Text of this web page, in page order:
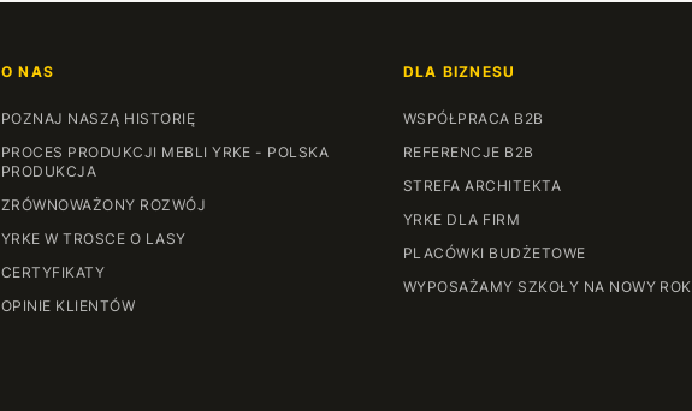
O NAS
POZNAJ NASZĄ HISTORIĘ
PROCES PRODUKCJI MEBLI YRKE - POLSKA
PRODUKCJA
ZRÓWNOWAŻONY ROZWÓJ
YRKE W TROSCE O LASY
CERTYFIKATY
OPINIE KLIENTÓW
DLA BIZNESU
WSPÓŁPRACA B2B
REFERENCJE B2B
STREFA ARCHITEKTA
YRKE DLA FIRM
PLACÓWKI BUDŻETOWE
WYPOSAŻAMY SZKOŁY NA NOWY ROK